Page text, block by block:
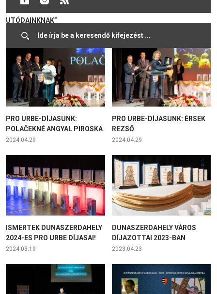
UTÓDAINKNAK”
2025.04.26 2024.04.29
PRO URBE-DÍJASUNK:
POLAČEKNÉ ANGYAL PIROSKA
2024.04.29
PRO URBE-DÍJASUNK: ÉRSEK
REZSŐ
2024.04.29
ISMERTEK DUNASZERDAHELY
2024-ES PRO URBE DÍJASAI!
2024.03.19
DUNASZERDAHELY VÁROS
DÍJAZOTTAI 2023-BAN
2023.04.23